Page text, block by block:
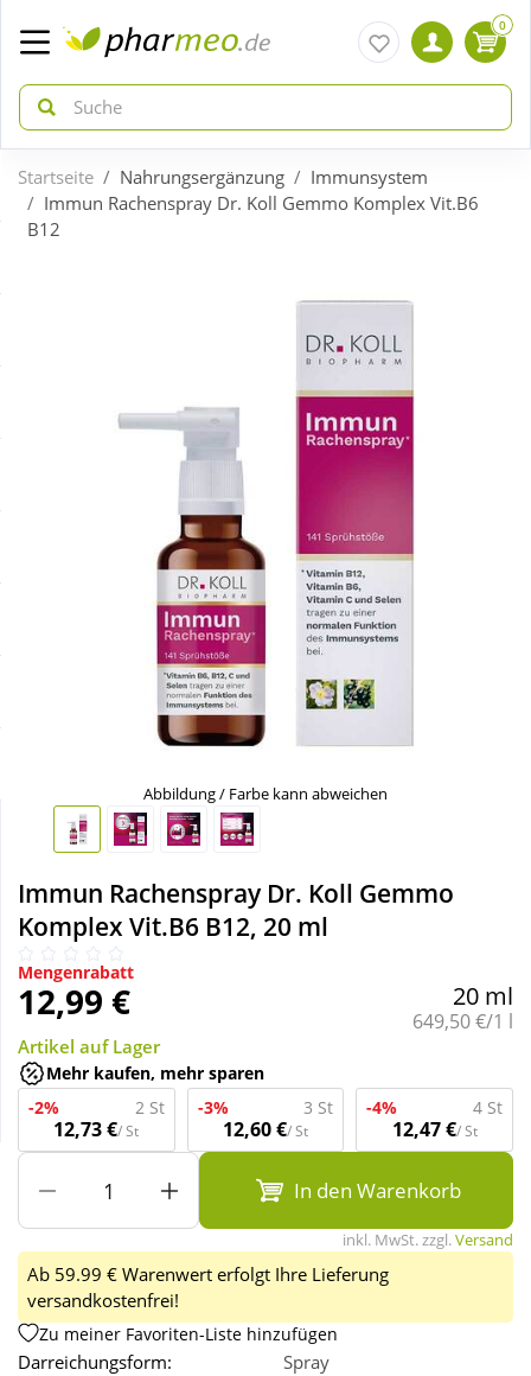
zurück
zurück
Körperpflege & Kosmetik
Natur & Homöopathie
Sanitätshaus
Sport & Fitness
Tierbedarf
Wellness
0
Startseite Nahrungsergänzung
Immunsystem
Immun Rachenspray Dr. Koll Gemmo Komplex Vit.B6
B12
Abbildung / Farbe kann abweichen
Immun Rachenspray Dr. Koll Gemmo
Komplex Vit.B6 B12, 20 ml
Mengenrabatt
12,99 € 20 ml
Grundpreis:
649,50 €/1 l
Artikel auf Lager
Mehr kaufen, mehr sparen
-2%
2 St
12,73 €/ St
-3% 3 St
12,60 €/ St
-4% 4 St
12,47 €/ St
In den Warenkorb
inkl. MwSt. zzgl.Versand
Ab 59.99 € Warenwert erfolgt Ihre Lieferung
versandkostenfrei!
Zu meiner Favoriten-Liste hinzufügen
Darreichungsform:
Spray